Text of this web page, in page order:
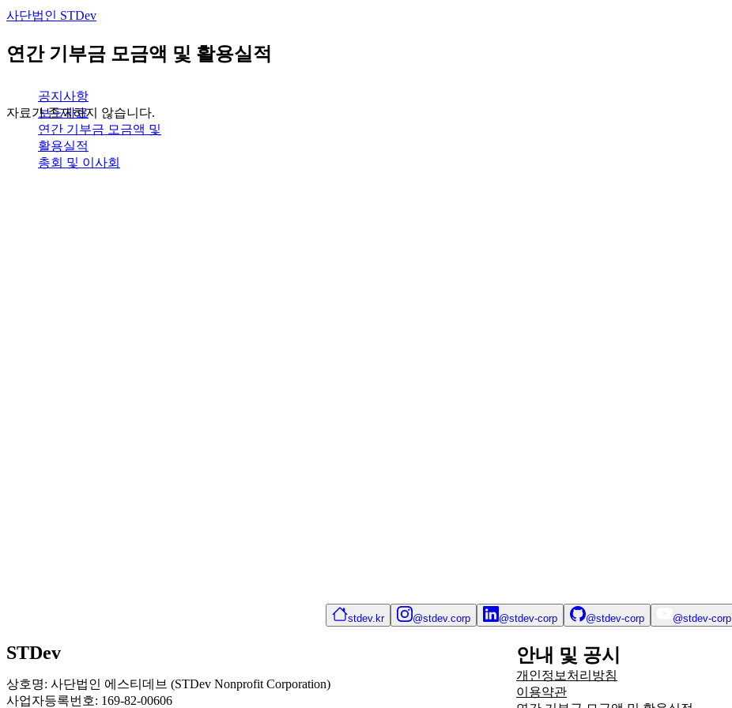
사단법인 STDev
공지사항
보도자료
연간 기부금 모금액 및
활용실적
총회 및 이사회
연간 기부금 모금액 및 활용실적
자료가 존재하지 않습니다.
stdev.kr @stdev.corp @stdev-corp @stdev-corp @stdev-corp
STDev
상호명: 사단법인 에스티데브 (STDev Nonprofit Corporation)
사업자등록번호: 169-82-00606
안내 및 공시
개인정보처리방침
이용약관